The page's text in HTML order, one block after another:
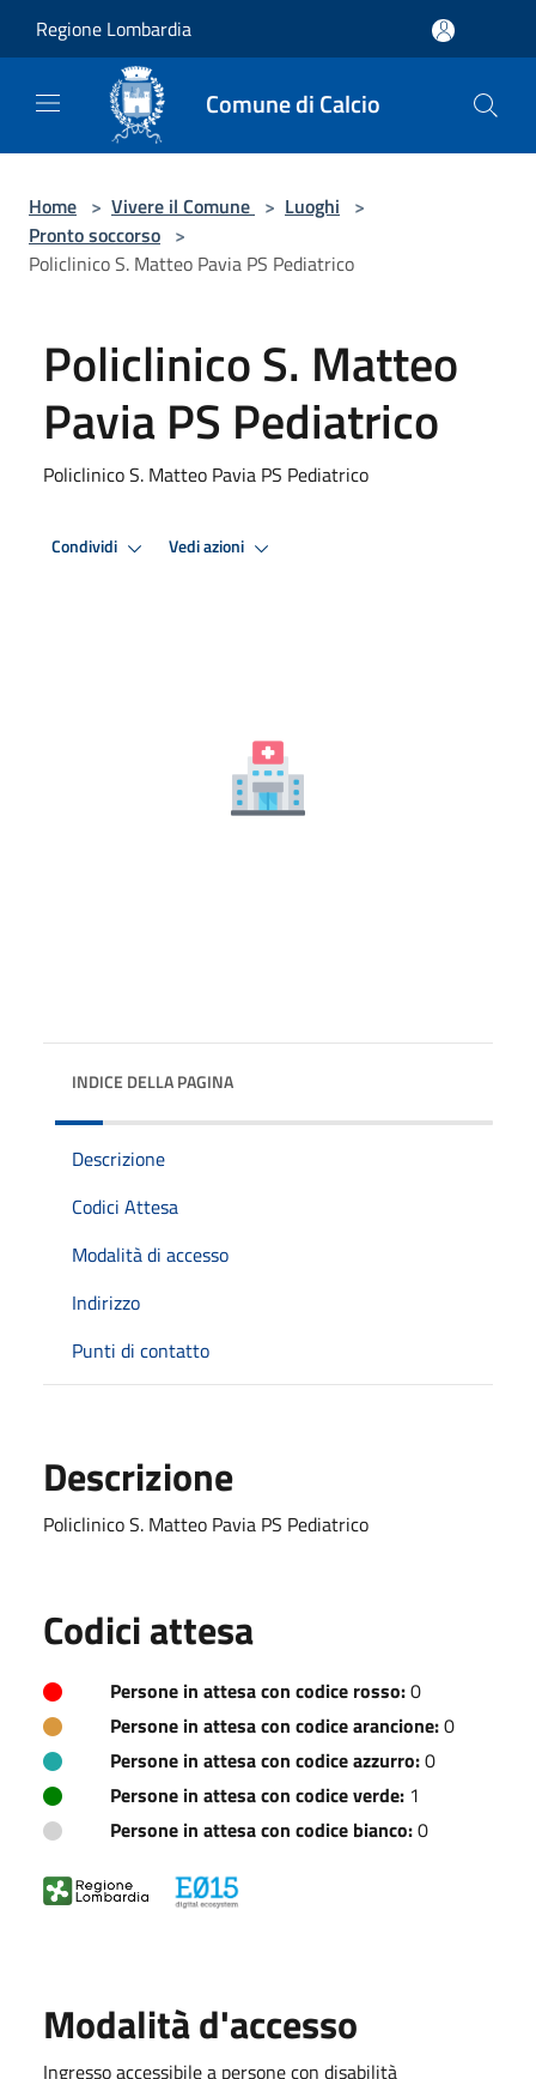
Regione Lombardia
Comune di Calcio
Home > Vivere il Comune > Luoghi >
Pronto soccorso >
Policlinico S. Matteo Pavia PS Pediatrico
Policlinico S. Matteo
Pavia PS Pediatrico
Policlinico S. Matteo Pavia PS Pediatrico
Condividi Vedi azioni
INDICE DELLA PAGINA
Descrizione
Codici Attesa
Modalità di accesso
Indirizzo
Punti di contatto
Descrizione
Policlinico S. Matteo Pavia PS Pediatrico
Codici attesa
Persone in attesa con codice rosso:0
Persone in attesa con codice arancione:0
Persone in attesa con codice azzurro:0
Persone in attesa con codice verde: 1
Persone in attesa con codice bianco:0
Modalità d'accesso
Ingresso accessibile a persone con disabilità